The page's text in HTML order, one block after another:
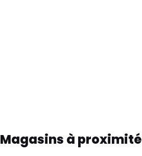
Magasins à proximité